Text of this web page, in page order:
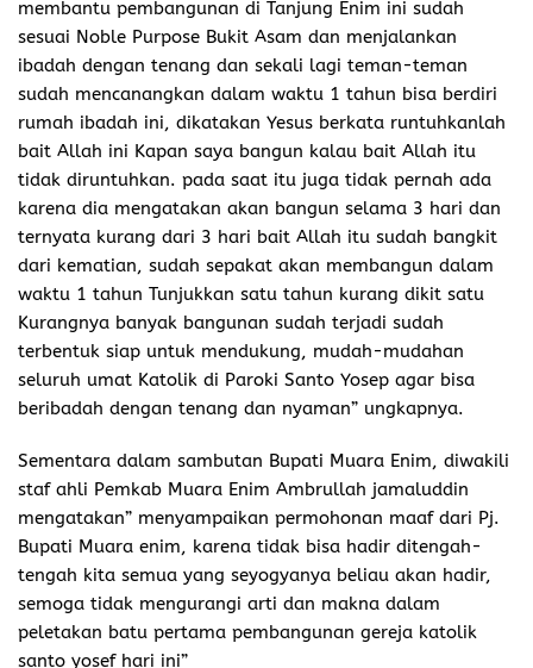
membantu pembangunan di Tanjung Enim ini sudah
sesuai Noble Purpose Bukit Asam dan menjalankan
ibadah dengan tenang dan sekali lagi teman-teman
sudah mencanangkan dalam waktu 1 tahun bisa berdiri
rumah ibadah ini, dikatakan Yesus berkata runtuhkanlah
bait Allah ini Kapan saya bangun kalau bait Allah itu
tidak diruntuhkan. pada saat itu juga tidak pernah ada
karena dia mengatakan akan bangun selama 3 hari dan
ternyata kurang dari 3 hari bait Allah itu sudah bangkit
dari kematian, sudah sepakat akan membangun dalam
waktu 1 tahun Tunjukkan satu tahun kurang dikit satu
Kurangnya banyak bangunan sudah terjadi sudah
terbentuk siap untuk mendukung, mudah-mudahan
seluruh umat Katolik di Paroki Santo Yosep agar bisa
beribadah dengan tenang dan nyaman” ungkapnya.
Sementara dalam sambutan Bupati Muara Enim, diwakili
staf ahli Pemkab Muara Enim Ambrullah jamaluddin
mengatakan” menyampaikan permohonan maaf dari Pj.
Bupati Muara enim, karena tidak bisa hadir ditengah-
tengah kita semua yang seyogyanya beliau akan hadir,
semoga tidak mengurangi arti dan makna dalam
peletakan batu pertama pembangunan gereja katolik
santo yosef hari ini”